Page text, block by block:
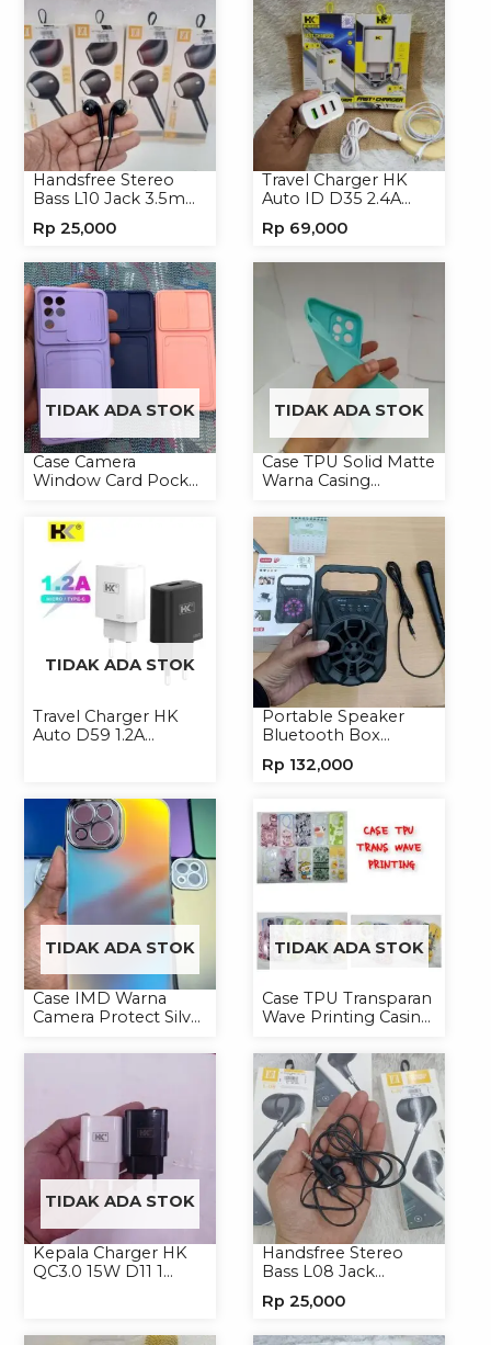
Handsfree Stereo
Bass L10 Jack 3.5mm
Headphone
Rp 25,000
Travel Charger HK
Auto ID D35 2.4A
Rp 69,000
TIDAK ADA STOK
Case Camera
Window Card Pocket
Softcase
TIDAK ADA STOK
Case TPU Solid Matte
Warna Casing
TIDAK ADA STOK
Travel Charger HK
Auto D59 1.2A
Portable Speaker
Bluetooth Box
Portable Wireless
Rp 132,000
TIDAK ADA STOK
Case IMD Warna
Camera Protect Silver
Hardcase Hologram
TIDAK ADA STOK
Case TPU Transparan
Wave Printing Casing
TIDAK ADA STOK
Kepala Charger HK
QC3.0 15W D11 1
Handsfree Stereo
Bass L08 Jack
Headphone
Rp 25,000